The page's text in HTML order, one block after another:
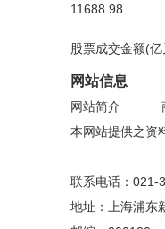
11688.98
股票成交金额(亿
网站信息
网站简介
本网站提供之资
联系电话：021-
地址：上海浦东